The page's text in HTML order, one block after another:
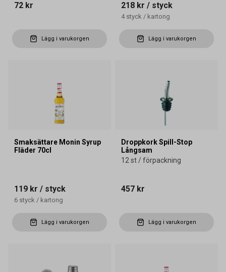
72 kr
Lägg i varukorgen
218 kr / styck
4 styck / kartong
Lägg i varukorgen
Smaksättare Monin Syrup
Fläder 70cl
119 kr / styck
6 styck / kartong
Lägg i varukorgen
Droppkork Spill-Stop
Långsam
12 st / förpackning
457 kr
Lägg i varukorgen